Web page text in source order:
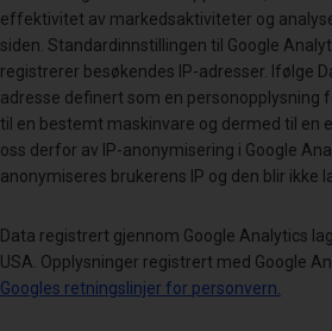
effektivitet av markedsaktiviteter og
siden. Standardinnstillingen til Google
registrerer besøkendes IP-adresser. Ifølge
adresse definert som en personopplysning
til en bestemt maskinvare og dermed til en
oss derfor av IP-anonymisering i Google
anonymiseres brukerens IP og den blir ikke
Data registrert gjennom Google Analytics
USA. Opplysninger registrert med Google
Googles retningslinjer for personvern.